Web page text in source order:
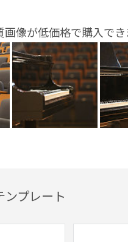
画像が低価格で購入で
ンプレート